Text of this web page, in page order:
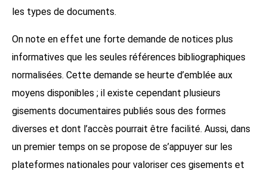
les types de documents.
On note en effet une forte demande de notices plus
informatives que les seules références bibliographiques
normalisées. Cette demande se heurte d’emblée aux
moyens disponibles ; il existe cependant plusieurs
gisements documentaires publiés sous des formes
diverses et dont l’accès pourrait être facilité. Aussi, dans
un premier temps on se propose de s’appuyer sur les
plateformes nationales pour valoriser ces gisements et